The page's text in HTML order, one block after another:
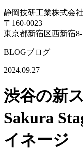
静岡技研工業株式会
〒160-0023
東京都新宿区西新宿
BLOGブログ
2024.09.27
渋谷の新
Sakura
イネージ